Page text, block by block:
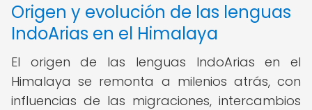
Origen y evolución de las lenguas
IndoArias en el Himalaya
El origen de las lenguas IndoArias en el
Himalaya se remonta a milenios atrás, con
influencias de las migraciones, intercambios